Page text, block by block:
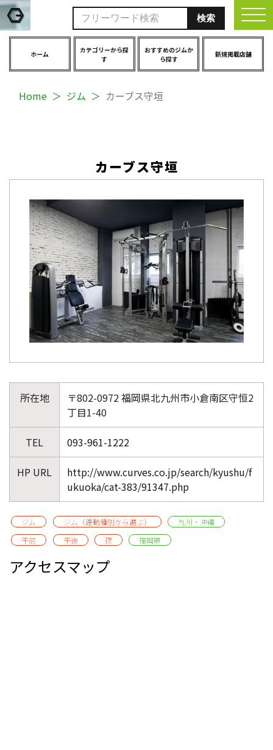
ホーム
カテゴリーから探
す
おすすめのジムか
ら探す
新規掲載店舗
Home ジム カーブス守垣
カーブス守垣
所在地
〒802-0972 福岡県北九州市小倉南区守恒2
丁目1-40
TEL 093-961-1222
HP URL
http://www.curves.co.jp/search/kyushu/f
ukuoka/cat-383/91347.php
ジム ジム（運動種別から選ぶ）
九州・沖縄
午前
午後 夜 福岡県
アクセスマップ